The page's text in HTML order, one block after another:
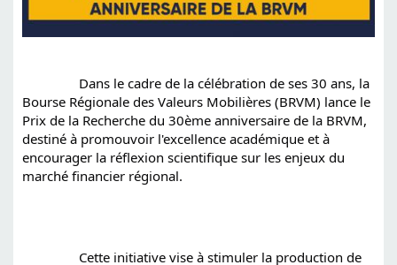
Bourse Régionale des Valeurs Mobilières (BRVM) lance le
Prix de la Recherche du 30ème anniversaire de la BRVM,
destiné à promouvoir l'excellence académique et à
encourager la réflexion scientifique sur les enjeux du
marché financier régional.